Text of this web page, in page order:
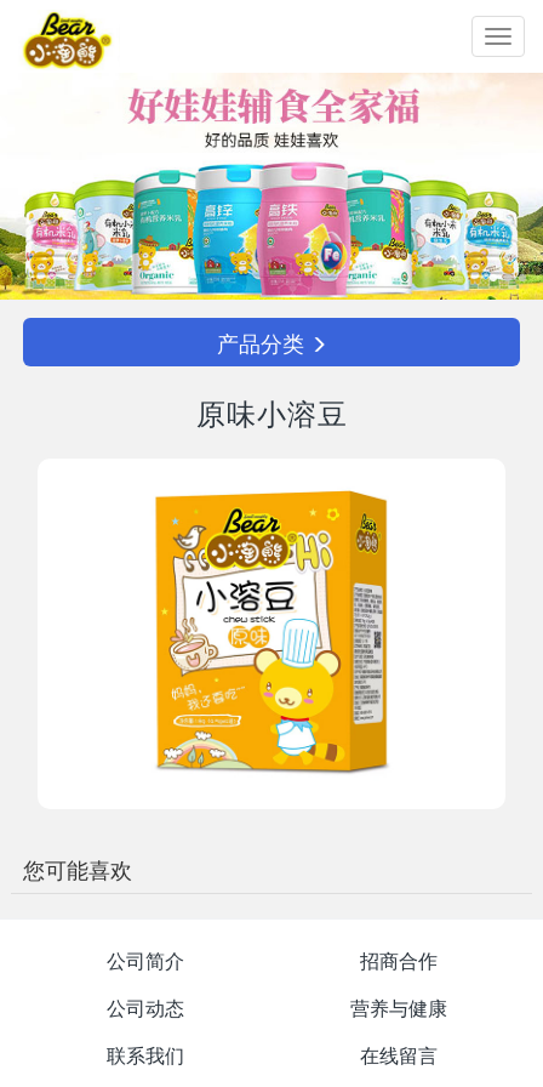
产品分类
原味小溶豆
您可能喜欢
公司简介
招商合作
公司动态
营养与健康
联系我们
在线留言